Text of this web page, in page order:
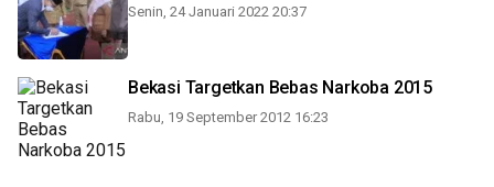
Senin, 24 Januari 2022 20:37
Bekasi Targetkan Bebas Narkoba 2015
Rabu, 19 September 2012 16:23